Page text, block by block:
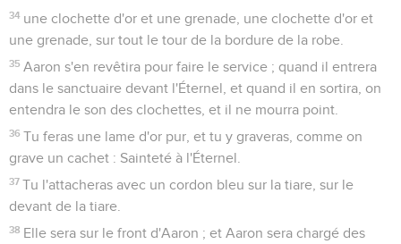
34 une clochette d'or et une grenade, une clochette d'or et
une grenade, sur tout le tour de la bordure de la robe.
35 Aaron s'en revêtira pour faire le service ; quand il entrera
dans le sanctuaire devant l'Éternel, et quand il en sortira, on
entendra le son des clochettes, et il ne mourra point.
36 Tu feras une lame d'or pur, et tu y graveras, comme on
grave un cachet : Sainteté à l'Éternel.
37 Tu l'attacheras avec un cordon bleu sur la tiare, sur le
devant de la tiare.
38 Elle sera sur le front d'Aaron ; et Aaron sera chargé des